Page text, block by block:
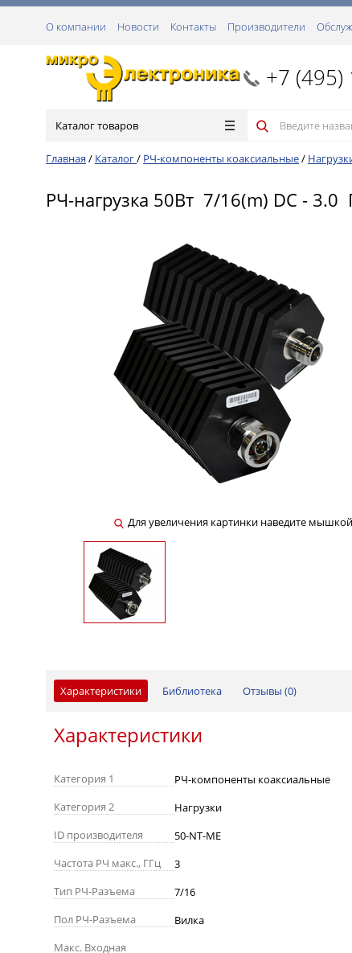
О компании Новости Контакты Производители
+7 (495)
Каталог товаров
Главная / Каталог/ РЧ-компоненты коаксиальные/
РЧ-нагрузка 50Вт 7/16(m) DC - 3.0
Для увеличения картинки наведите мышкой
Характеристики Библиотека Отзывы (0)
Характеристики
Категория 1
РЧ-компоненты коаксиальные
Категория 2
Нагрузки
ID производителя
50-NT-ME
Частота РЧ макс., ГГц
3
Тип РЧ-Разъема
7/16
Пол РЧ-Разъема
Вилка
Макс. Входная